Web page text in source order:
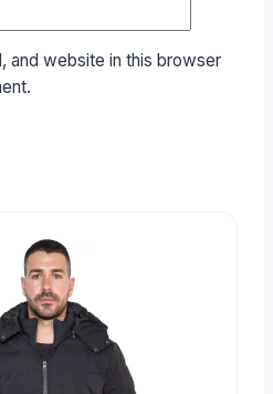
and website in this browser